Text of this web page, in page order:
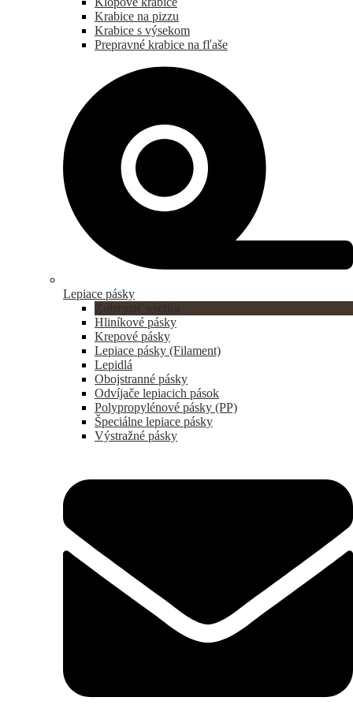
Krabice na pizzu
Krabice s výsekom
Prepravné krabice na fľaše
Lepiace pásky
Hliníkové pásky
Krepové pásky
Lepiace pásky (Filament)
Lepidlá
Obojstranné pásky
Odvíjače lepiacich pások
Polypropylénové pásky (PP)
Špeciálne lepiace pásky
Výstražné pásky